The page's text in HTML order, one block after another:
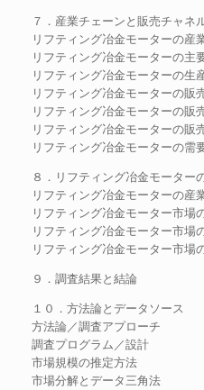
７．産業チェーンと販売チャネ
リフティング冶金モーターの産
リフティング冶金モーターの主
リフティング冶金モーターの生
リフティング冶金モーターの販
リフティング冶金モーターの販
リフティング冶金モーターの販
リフティング冶金モーターの需
８．リフティング冶金モーター
リフティング冶金モーターの産
リフティング冶金モーター市場
リフティング冶金モーター市場
リフティング冶金モーター市場
９．調査結果と結論
１０．方法論とデータソース
方法論／調査アプローチ
調査プログラム／設計
市場規模の推定方法
市場分解とデータ三角法